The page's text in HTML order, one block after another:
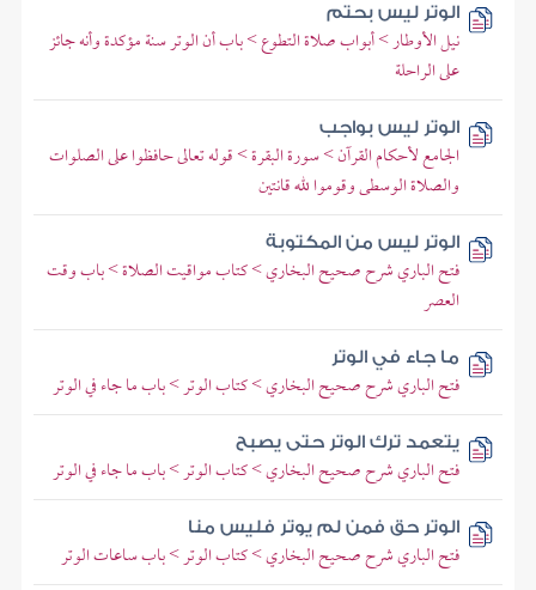
الوتر ليس بحتم
نيل الأوطار > أبواب صلاة التطوع > باب أن الوتر سنة مؤكدة وأنه جائز
على الراحلة
الوتر ليس بواجب
الجامع لأحكام القرآن > سورة البقرة > قوله تعالى حافظوا على الصلوات
والصلاة الوسطى وقوموا لله قانتين
الوتر ليس من المكتوبة
فتح الباري شرح صحيح البخاري > كتاب مواقيت الصلاة > باب وقت
العصر
ما جاء في الوتر
فتح الباري شرح صحيح البخاري > كتاب الوتر > باب ما جاء في الوتر
يتعمد ترك الوتر حتى يصبح
فتح الباري شرح صحيح البخاري > كتاب الوتر > باب ما جاء في الوتر
الوتر حق فمن لم يوتر فليس منا
فتح الباري شرح صحيح البخاري > كتاب الوتر > باب ساعات الوتر